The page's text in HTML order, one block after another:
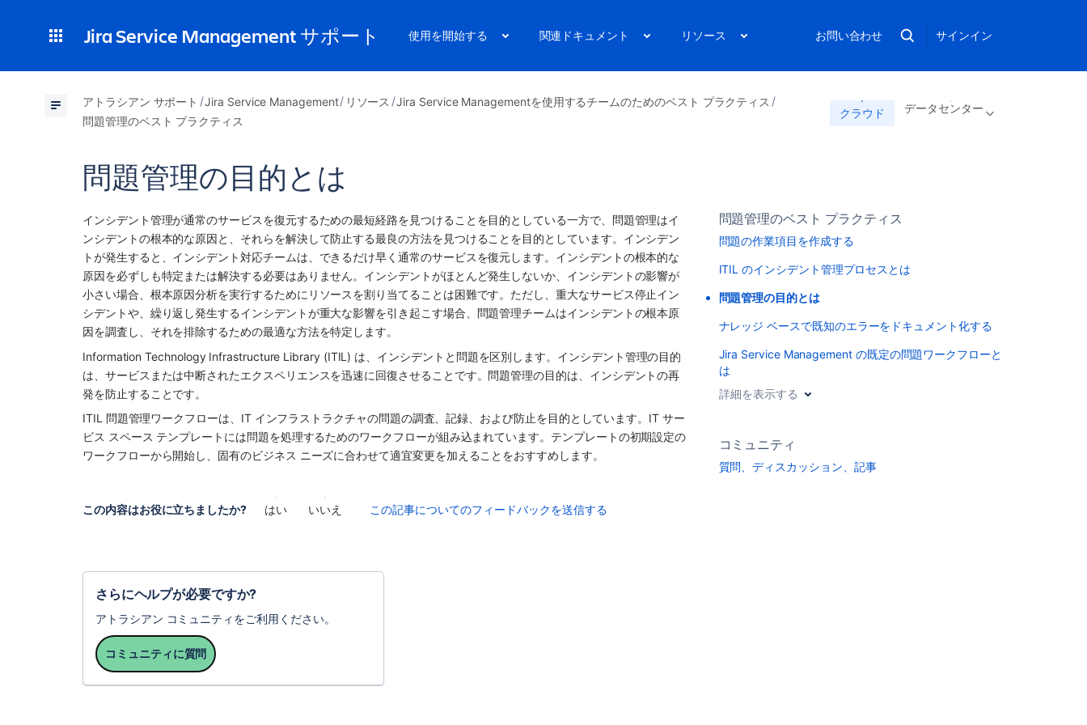
Jira Service Management サポート 使用を開始する 関連ドキュメント リソース お問い合わせ サインイン
アトラシアン サポート Jira Service Management リソース
Jira Service Managementを使用するチームのためのベスト プラクティス
問題管理のベスト プラクティス
クラウド データセンター
問題管理の目的とは
インシデント管理が通常のサービスを復元するための最短経路を見つけることを目的としている一方で、問題管理はイ
ンシデントの根本的な原因と、それらを解決して防止する最良の方法を見つけることを目的としています。インシデン
トが発生すると、インシデント対応チームは、できるだけ早く通常のサービスを復元します。インシデントの根本的な
原因を必ずしも特定または解決する必要はありません。インシデントがほとんど発生しないか、インシデントの影響が
小さい場合、根本原因分析を実行するためにリソースを割り当てることは困難です。ただし、重大なサービス停止イン
シデントや、繰り返し発生するインシデントが重大な影響を引き起こす場合、問題管理チームはインシデントの根本原
因を調査し、それを排除するための最適な方法を特定します。
Information Technology Infrastructure Library (ITIL) は、インシデントと問題を区別します。インシデント管理の目的
は、サービスまたは中断されたエクスペリエンスを迅速に回復させることです。問題管理の目的は、インシデントの再
発を防止することです。
ITIL 問題管理ワークフローは、IT インフラストラクチャの問題の調査、記録、および防止を目的としています。 IT サー
ビス スペース テンプレートには問題を処理するためのワークフローが組み込まれています。テンプレートの初期設定の
ワークフローから開始し、固有のビジネス ニーズに合わせて適宜変更を加えることをおすすめします。
この内容はお役に立ちましたか? はい いいえ この記事についてのフィードバックを送信する
さらにヘルプが必要ですか?
アトラシアン コミュニティをご利用ください。
コミュニティに質問
問題管理のベスト プラクティス
問題の作業項目を作成する
ITIL のインシデント管理プロセスとは
問題管理の目的とは
ナレッジ ベースで既知のエラーをドキュメント化する
Jira Service Management の既定の問題ワークフローと
は
詳細を表示する
コミュニティ
質問、ディスカッション、記事